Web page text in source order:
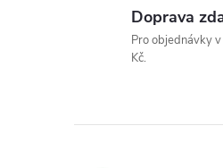
d
Doprava
Pro objednávky
Kč.